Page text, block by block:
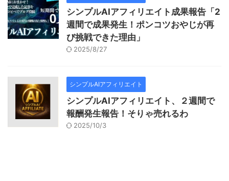
シンプルAIアフィリエイト成果報告「2
週間で成果発生！ポンコツおやじが再
び挑戦できた理由」
2025/8/27
シンプルAIアフィリエイト
シンプルAIアフィリエイト、２週間で
報酬発生報告！そりゃ売れるわ
2025/10/3